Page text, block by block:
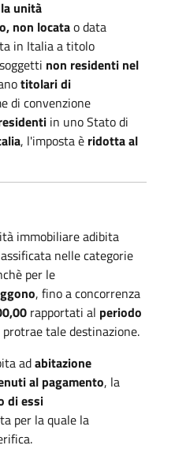
unità
non locatao data
in Italia a titolo
non residenti nel
titolari di
di convenzione
in uno Stato di
, l'imposta è ridotta al
immobiliare adibita
nelle categorie
per le
, fino a concorrenza
rapportati al periodo
tale destinazione.
adabitazione
al pagamento, la
di essi
per la quale la